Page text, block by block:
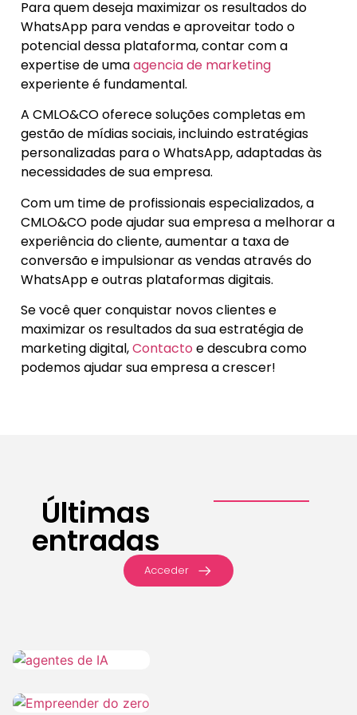
Para quem deseja maximizar os resultados do
WhatsApp para vendas e aproveitar todo o
potencial dessa plataforma, contar com a
expertise de umaagencia de marketing
experiente é fundamental.
A CMLO&CO oferece soluções completas em
gestão de mídias sociais, incluindo estratégias
personalizadas para o WhatsApp, adaptadas às
necessidades de sua empresa.
Com um time de profissionais especializados, a
CMLO&CO pode ajudar sua empresa a melhorar a
experiência do cliente, aumentar a taxa de
conversão e impulsionar as vendas através do
WhatsApp e outras plataformas digitais.
Se você quer conquistar novos clientes e
maximizar os resultados da sua estratégia de
marketing digital,Contacto e descubra como
podemos ajudar sua empresa a crescer!
Últimas
entradas
Acceder
IA